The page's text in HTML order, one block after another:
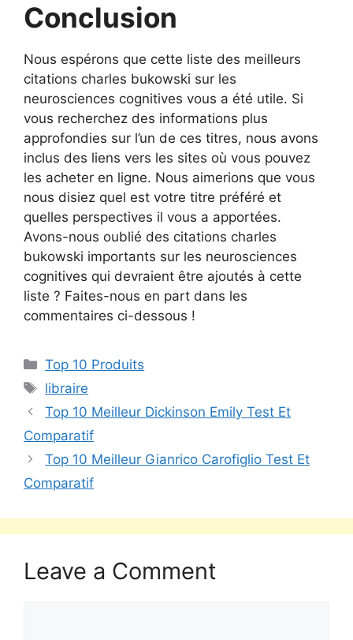
Conclusion
Nous espérons que cette liste des meilleurs
citations charles bukowski sur les
neurosciences cognitives vous a été utile. Si
vous recherchez des informations plus
approfondies sur l’un de ces titres, nous avons
inclus des liens vers les sites où vous pouvez
les acheter en ligne. Nous aimerions que vous
nous disiez quel est votre titre préféré et
quelles perspectives il vous a apportées.
Avons-nous oublié des citations charles
bukowski importants sur les neurosciences
cognitives qui devraient être ajoutés à cette
liste ? Faites-nous en part dans les
commentaires ci-dessous !
Top 10 Produits
libraire
Top 10 Meilleur Dickinson Emily Test Et
Comparatif
Top 10 Meilleur Gianrico Carofiglio Test Et
Comparatif
Leave a Comment